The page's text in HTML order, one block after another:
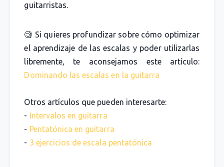
guitarristas.
🧐 Si quieres profundizar sobre cómo optimizar
el aprendizaje de las escalas y poder utilizarlas
libremente, te aconsejamos este artículo:
Dominando las escalas en la guitarra
Otros artículos que pueden interesarte:
- Intervalos en guitarra
- Pentatónica en guitarra
- 3 ejercicios de escala pentatónica